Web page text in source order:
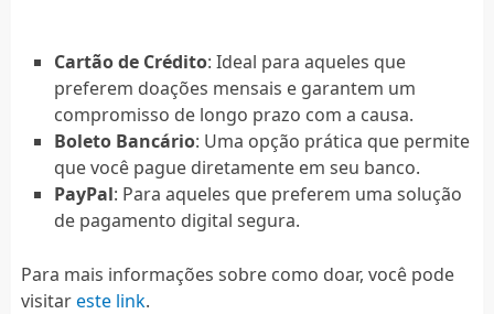
Cartão de Crédito: Ideal para aqueles que
preferem doações mensais e garantem um
compromisso de longo prazo com a causa.
Boleto Bancário: Uma opção prática que permite
que você pague diretamente em seu banco.
PayPal: Para aqueles que preferem uma solução
de pagamento digital segura.
Para mais informações sobre como doar, você pode
visitareste link.